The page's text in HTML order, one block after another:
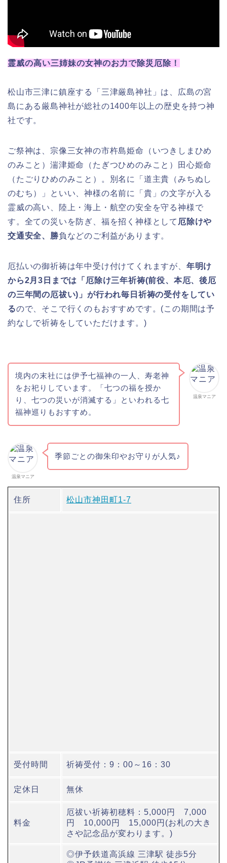
霊威の高い三姉妹の女神のお力で除災厄除！
松山市三津に鎮座する「三津厳島神社」は、広島の宮
島にある厳島神社が総社の1400年以上の歴史を持つ神
社です。
ご祭神は、宗像三女神の市杵島姫命（いつきしまひめ
のみこと）湍津姫命（たぎつひめのみこと）田心姫命
（たごりひめのみこと）。別名に「道主貴（みちぬし
のむち）」といい、神様の名前に「貴」の文字が入る
霊威の高い、陸上・海上・航空の安全を守る神様で
す。全ての災いを防ぎ、福を招く神様として 厄除けや
交通安全、勝負などのご利益があります。
厄払いの御祈祷は年中受け付けてくれますが、 年明け
から2月3日までは「厄除け三年祈祷(前役、本厄、後厄
の三年間の厄祓い)」が行われ毎日祈祷の受付をしてい
るので、そこで行くのもおすすめです。(この期間は予
約なしで祈祷をしていただけます。)
温泉マニア
境内の末社には伊予七福神の一人、寿老神
をお祀りしています。「七つの福を授か
り、七つの災いが消滅する」といわれる七
福神巡りもおすすめ。
温泉マニア
季節ごとの御朱印やお守りが人気♪
住所 松山市神田町1-7
受付時間 祈祷受付：9：00～16：30
定休日 無休
料金
厄祓い祈祷初穂料：5,000円 7,000
円 10,000円 15,000円(お札の大き
さや記念品が変わります。)
◎伊予鉄道高浜線 三津駅 徒歩5分